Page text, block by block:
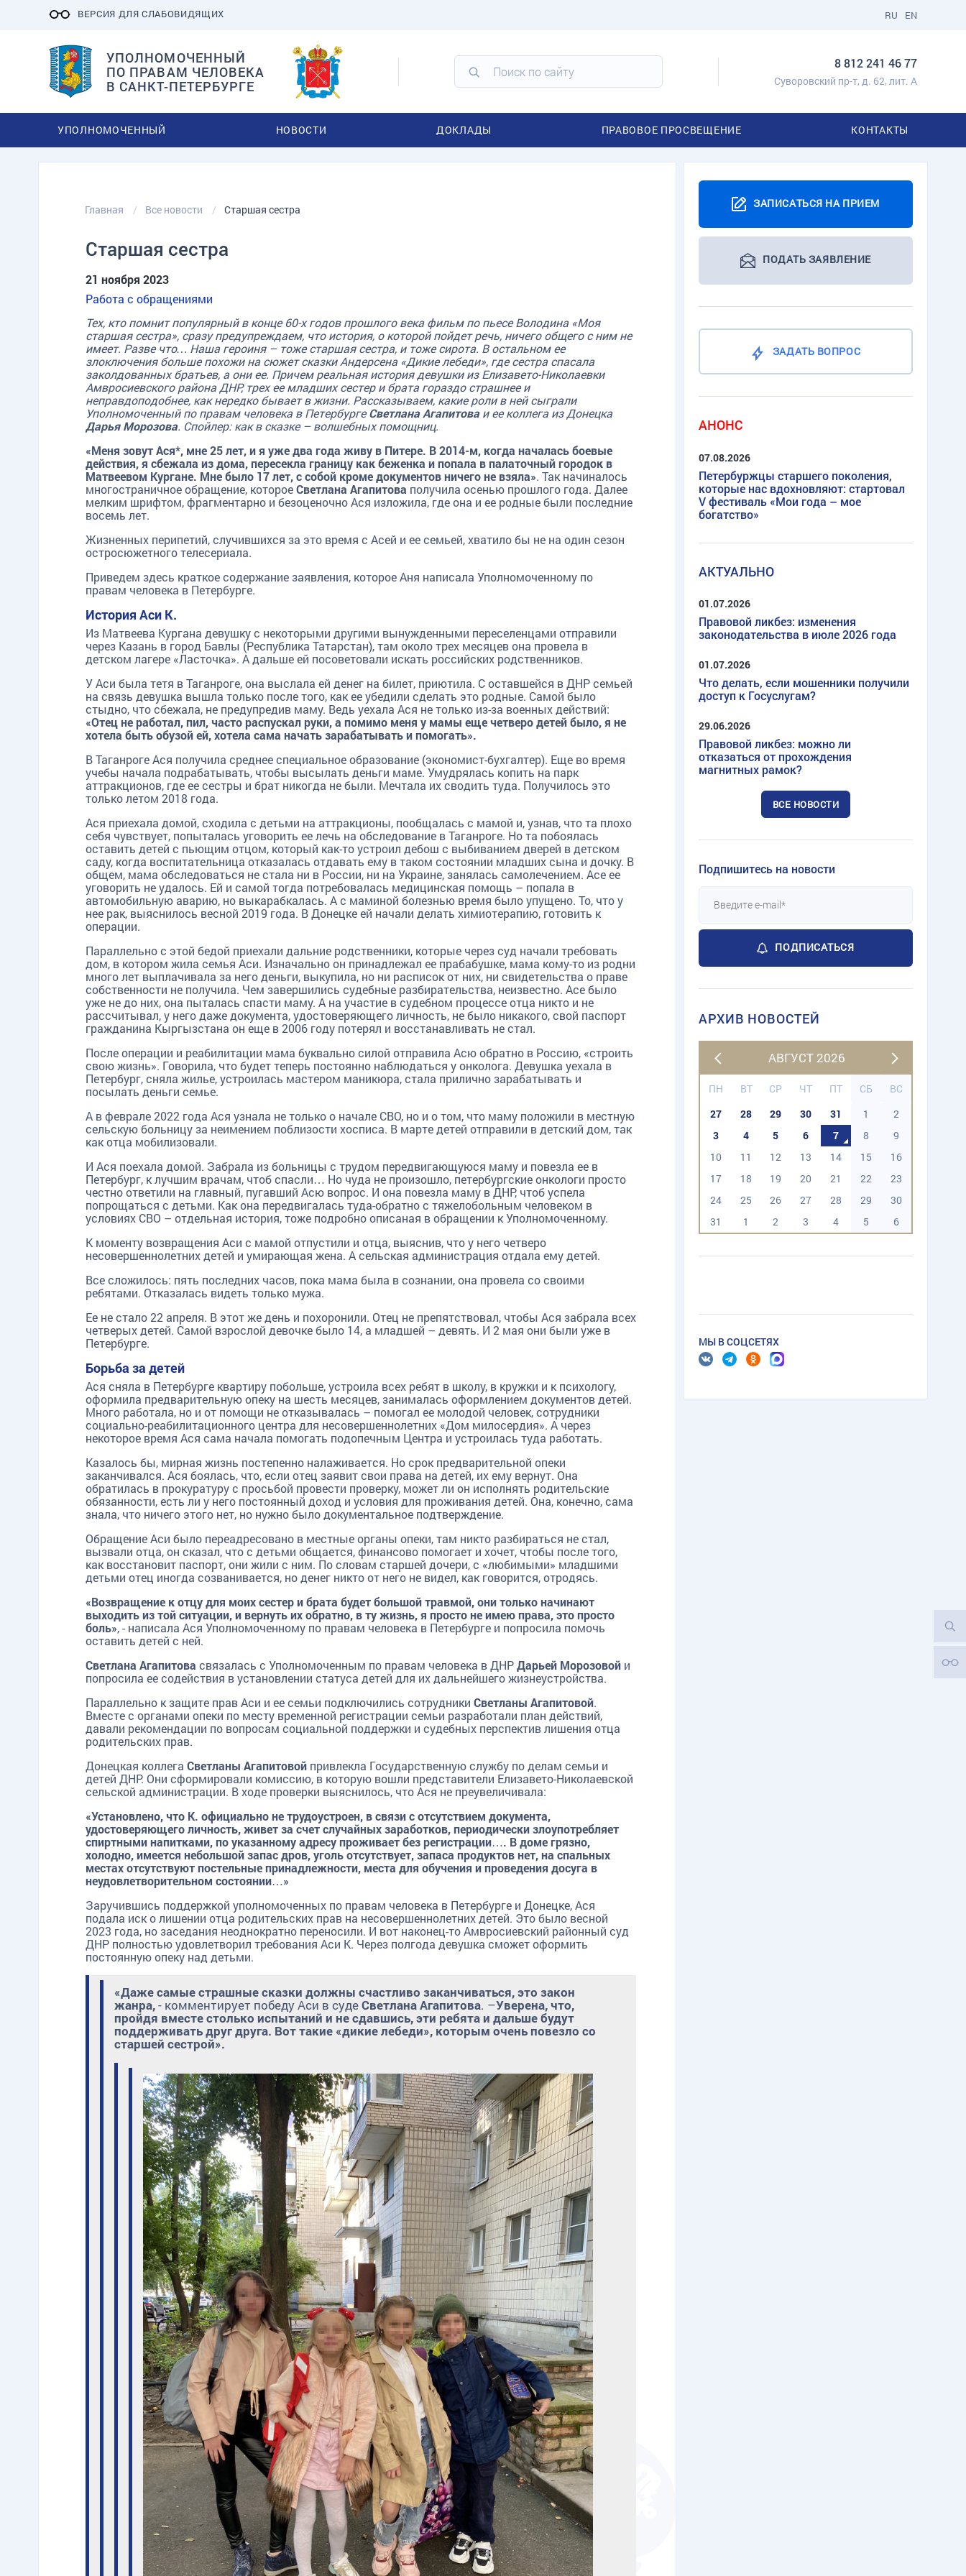
ВЕРСИЯ ДЛЯ СЛАБОВИДЯЩИХ EN
RU
УПОЛНОМОЧЕННЫЙ
ПО ПРАВАМ ЧЕЛОВЕКА
В САНКТ-ПЕТЕРБУРГЕ
8 812 241 46 77
Суворовский пр-т, д. 62, лит. А
УПОЛНОМОЧЕННЫЙ НОВОСТИ ДОКЛАДЫ ПРАВОВОЕ ПРОСВЕЩЕНИЕ КОНТАКТЫ
Главная Все новости Старшая сестра
Старшая сестра
21 ноября 2023
Работа с обращениями
Тех, кто помнит популярный в конце 60-х годов прошлого века фильм по пьесе Володина «Моя
старшая сестра», сразу предупреждаем, что история, о которой пойдет речь, ничего общего с ним не
имеет. Разве что… Наша героиня – тоже старшая сестра, и тоже сирота. В остальном ее
злоключения больше похожи на сюжет сказки Андерсена «Дикие лебеди», где сестра спасала
заколдованных братьев, а они ее. Причем реальная история девушки из Елизавето-Николаевки
Амвросиевского района ДНР, трех ее младших сестер и брата гораздо страшнее и
неправдоподобнее, как нередко бывает в жизни. Рассказываем, какие роли в ней сыграли
Уполномоченный по правам человека в ПетербургеСветлана Агапитоваи ее коллега из Донецка
Дарья Морозова. Спойлер: как в сказке – волшебных помощниц.
«Меня зовут Ася*, мне 25 лет, и я уже два года живу в Питере. В 2014-м, когда началась боевые
действия, я сбежала из дома, пересекла границу как беженка и попала в палаточный городок в
Матвеевом Кургане. Мне было 17 лет, с собой кроме документов ничего не взяла». Так начиналось
многостраничное обращение, котороеСветлана Агапитова получила осенью прошлого года. Далее
мелким шрифтом, фрагментарно и безоценочно Ася изложила, где она и ее родные были последние
восемь лет.
Жизненных перипетий, случившихся за это время с Асей и ее семьей, хватило бы не на один сезон
остросюжетного телесериала.
Приведем здесь краткое содержание заявления, которое Аня написала Уполномоченному по
правам человека в Петербурге.
История Аси К.
Из Матвеева Кургана девушку с некоторыми другими вынужденными переселенцами отправили
через Казань в город Бавлы (Республика Татарстан), там около трех месяцев она провела в
детском лагере «Ласточка». А дальше ей посоветовали искать российских родственников.
У Аси была тетя в Таганроге, она выслала ей денег на билет, приютила. С оставшейся в ДНР семьей
на связь девушка вышла только после того, как ее убедили сделать это родные. Самой было
стыдно, что сбежала, не предупредив маму. Ведь уехала Ася не только из-за военных действий:
«Отец не работал, пил, часто распускал руки, а помимо меня у мамы еще четверо детей было, я не
хотела быть обузой ей, хотела сама начать зарабатывать и помогать».
В Таганроге Ася получила среднее специальное образование (экономист-бухгалтер). Еще во время
учебы начала подрабатывать, чтобы высылать деньги маме. Умудрялась копить на парк
аттракционов, где ее сестры и брат никогда не были. Мечтала их сводить туда. Получилось это
только летом 2018 года.
Ася приехала домой, сходила с детьми на аттракционы, пообщалась с мамой и, узнав, что та плохо
себя чувствует, попыталась уговорить ее лечь на обследование в Таганроге. Но та побоялась
оставить детей с пьющим отцом, который как-то устроил дебош с выбиванием дверей в детском
саду, когда воспитательница отказалась отдавать ему в таком состоянии младших сына и дочку. В
общем, мама обследоваться не стала ни в России, ни на Украине, занялась самолечением. Асе ее
уговорить не удалось. Ей и самой тогда потребовалась медицинская помощь – попала в
автомобильную аварию, но выкарабкалась. А с маминой болезнью время было упущено. То, что у
нее рак, выяснилось весной 2019 года. В Донецке ей начали делать химиотерапию, готовить к
операции.
Параллельно с этой бедой приехали дальние родственники, которые через суд начали требовать
дом, в котором жила семья Аси. Изначально он принадлежал ее прабабушке, мама кому-то из родни
много лет выплачивала за него деньги, выкупила, но ни расписок от них, ни свидетельства о праве
собственности не получила. Чем завершились судебные разбирательства, неизвестно. Асе было
уже не до них, она пыталась спасти маму. А на участие в судебном процессе отца никто и не
рассчитывал, у него даже документа, удостоверяющего личность, не было никакого, свой паспорт
гражданина Кыргызстана он еще в 2006 году потерял и восстанавливать не стал.
После операции и реабилитации мама буквально силой отправила Асю обратно в Россию, «строить
свою жизнь». Говорила, что будет теперь постоянно наблюдаться у онколога. Девушка уехала в
Петербург, сняла жилье, устроилась мастером маникюра, стала прилично зарабатывать и
посылать деньги семье.
А в феврале 2022 года Ася узнала не только о начале СВО, но и о том, что маму положили в местную
сельскую больницу за неимением поблизости хосписа. В марте детей отправили в детский дом, так
как отца мобилизовали.
И Ася поехала домой. Забрала из больницы с трудом передвигающуюся маму и повезла ее в
Петербург, к лучшим врачам, чтоб спасли… Но чуда не произошло, петербургские онкологи просто
честно ответили на главный, пугавший Асю вопрос. И она повезла маму в ДНР, чтоб успела
попрощаться с детьми. Как она передвигалась туда-обратно с тяжелобольным человеком в
условиях СВО – отдельная история, тоже подробно описаная в обращении к Уполномоченному.
К моменту возвращения Аси с мамой отпустили и отца, выяснив, что у него четверо
несовершеннолетних детей и умирающая жена. А сельская администрация отдала ему детей.
Все сложилось: пять последних часов, пока мама была в сознании, она провела со своими
ребятами. Отказалась видеть только мужа.
Ее не стало 22 апреля. В этот же день и похоронили. Отец не препятствовал, чтобы Ася забрала всех
четверых детей. Самой взрослой девочке было 14, а младшей – девять. И 2 мая они были уже в
Петербурге.
Борьба за детей
Ася сняла в Петербурге квартиру побольше, устроила всех ребят в школу, в кружки и к психологу,
оформила предварительную опеку на шесть месяцев, занималась оформлением документов детей.
Много работала, но и от помощи не отказывалась – помогал ее молодой человек, сотрудники
социально-реабилитационного центра для несовершеннолетних «Дом милосердия». А через
некоторое время Ася сама начала помогать подопечным Центра и устроилась туда работать.
Казалось бы, мирная жизнь постепенно налаживается. Но срок предварительной опеки
заканчивался. Ася боялась, что, если отец заявит свои права на детей, их ему вернут. Она
обратилась в прокуратуру с просьбой провести проверку, может ли он исполнять родительские
обязанности, есть ли у него постоянный доход и условия для проживания детей. Она, конечно, сама
знала, что ничего этого нет, но нужно было документальное подтверждение.
Обращение Аси было переадресовано в местные органы опеки, там никто разбираться не стал,
вызвали отца, он сказал, что с детьми общается, финансово помогает и хочет, чтобы после того,
как восстановит паспорт, они жили с ним. По словам старшей дочери, с «любимыми» младшими
детьми отец иногда созванивается, но денег никто от него не видел, как говорится, отродясь.
«Возвращение к отцу для моих сестер и брата будет большой травмой, они только начинают
выходить из той ситуации, и вернуть их обратно, в ту жизнь, я просто не имею права, это просто
боль», - написала Ася Уполномоченному по правам человека в Петербурге и попросила помочь
оставить детей с ней.
Светлана Агапитова связалась с Уполномоченным по правам человека в ДНРДарьей Морозовой и
попросила ее содействия в установлении статуса детей для их дальнейшего жизнеустройства.
Параллельно к защите прав Аси и ее семьи подключились сотрудники Светланы Агапитовой.
Вместе с органами опеки по месту временной регистрации семьи разработали план действий,
давали рекомендации по вопросам социальной поддержки и судебных перспектив лишения отца
родительских прав.
Донецкая коллега Светланы Агапитовой привлекла Государственную службу по делам семьи и
детей ДНР. Они сформировали комиссию, в которую вошли представители Елизавето-Николаевской
сельской администрации. В ходе проверки выяснилось, что Ася не преувеличивала:
«Установлено, что К. официально не трудоустроен, в связи с отсутствием документа,
удостоверяющего личность, живет за счет случайных заработков, периодически злоупотребляет
спиртными напитками, по указанному адресу проживает без регистрации…. В доме грязно,
холодно, имеется небольшой запас дров, уголь отсутствует, запаса продуктов нет, на спальных
местах отсутствуют постельные принадлежности, места для обучения и проведения досуга в
неудовлетворительном состоянии…»
Заручившись поддержкой уполномоченных по правам человека в Петербурге и Донецке, Ася
подала иск о лишении отца родительских прав на несовершеннолетних детей. Это было весной
2023 года, но заседания неоднократно переносили. И вот наконец-то Амвросиевский районный суд
ДНР полностью удовлетворил требования Аси К. Через полгода девушка сможет оформить
постоянную опеку над детьми.
«Даже самые страшные сказки должны счастливо заканчиваться, это закон
жанра,- комментирует победу Аси в судеСветлана Агапитова. –Уверена, что,
пройдя вместе столько испытаний и не сдавшись, эти ребята и дальше будут
поддерживать друг друга. Вот такие «дикие лебеди», которым очень повезло со
старшей сестрой».
ЗАПИСАТЬСЯ НА ПРИЕМ
ПОДАТЬ ЗАЯВЛЕНИЕ
ЗАДАТЬ ВОПРОС
АНОНС
07.08.2026
Петербуржцы старшего поколения,
которые нас вдохновляют: стартовал
V фестиваль «Мои года – мое
богатство»
АКТУАЛЬНО
01.07.2026
Правовой ликбез: изменения
законодательства в июле 2026 года
01.07.2026
Что делать, если мошенники получили
доступ к Госуслугам?
29.06.2026
Правовой ликбез: можно ли
отказаться от прохождения
магнитных рамок?
ВСЕ НОВОСТИ
Подпишитесь на новости
ПОДПИСАТЬСЯ
АРХИВ НОВОСТЕЙ
АВГУСТ 2026
ПН ВТ СР ЧТ ПТ СБ
ВС
27
28 29 30 31 1
2
3
4 5 6 7 8
9
10
11 12 13 14 15
16
17
18 19 20 21 22
23
24
25 26 27 28 29
30
31
1 2 3 4 5 6
МЫ В СОЦСЕТЯХ